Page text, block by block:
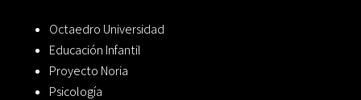
Octaedro Universidad
Educación Infantil
Proyecto Noria
Psicología